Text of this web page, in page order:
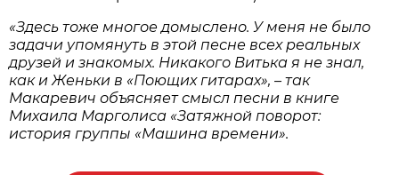
«Здесь тоже многое домыслено. У меня не было
задачи упомянуть в этой песне всех реальных
друзей и знакомых. Никакого Витька я не знал,
как и Женьки в «Поющих гитарах», – так
Макаревич объясняет смысл песни в книге
Михаила Марголиса «Затяжной поворот:
история группы «Машина времени».